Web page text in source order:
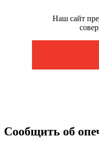
Наш сайт
Сообщить об